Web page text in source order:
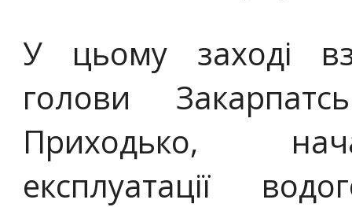
У цьому заході
голови
Приходько,
експлуатації